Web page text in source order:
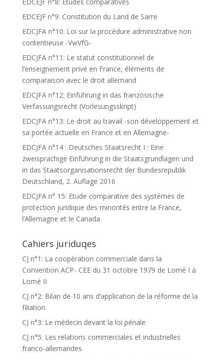
EDCEJF n°9: Constitution du Land de Sarre
EDCJFA n°10: Loi sur la procédure administrative non
contentieuse -VwVfG-
EDCJFA n°11: Le statut constitutionnel de
l’enseignement privé en France, éléments de
comparaison avec le droit allemand
EDCJFA n°12: Einführung in das französische
Verfassungsrecht (Vorlesungsskript)
EDCJFA n°13: Le droit au travail -son développement et
sa portée actuelle en France et en Allemagne-
EDCJFA n°14 : Deutsches Staatsrecht I : Eine
zweisprachige Einführung in die Staatsgrundlagen und
in das Staatsorganisationsrecht der Bundesrepublik
Deutschland, 2. Auflage 2016
EDCJFA n° 15: Etude comparative des systèmes de
protection juridique des minorités entre la France,
l’Allemagne et le Canada
Cahiers juriduqes
CJ n°1: La coopération commerciale dans la
Convention ACP- CEE du 31 octobre 1979 de Lomé I à
Lomé II
CJ n°2: Bilan de 10 ans d’application de la réforme de la
filiation
CJ n°3: Le médecin devant la loi pénale
CJ n°5: Les relations commerciales et industrielles
franco-allemandes